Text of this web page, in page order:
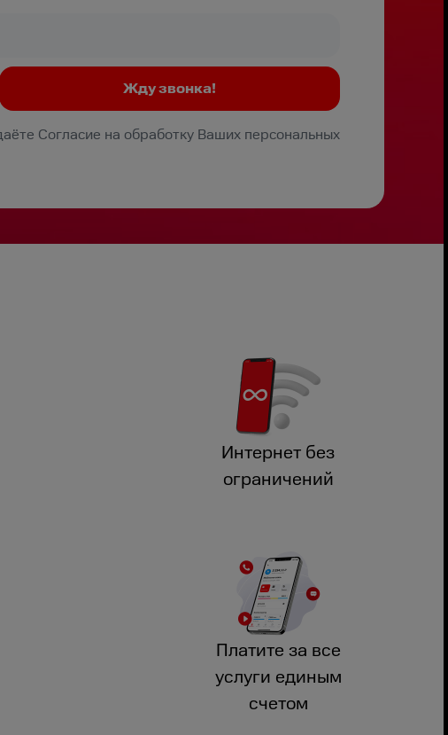
Согласие на обработку Ваших персональных
Интернет без
ограничений
Платите за все
услуги единым
счетом